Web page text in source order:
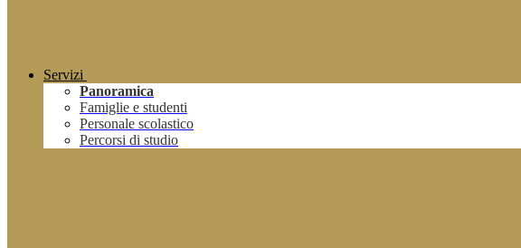
Servizi
Panoramica
Famiglie e studenti
Personale scolastico
Percorsi di studio